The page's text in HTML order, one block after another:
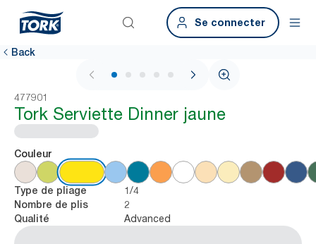
Se connecter
Back
1 / 5
477901
Tork Serviette Dinner jaune
Couleur
Type de pliage 1/4
Nombre de plis 2
Qualité Advanced